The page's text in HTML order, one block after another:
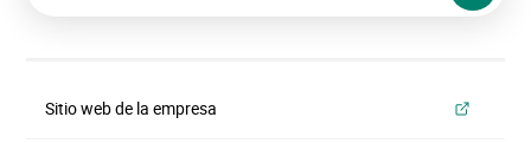
Sitio web de la empresa